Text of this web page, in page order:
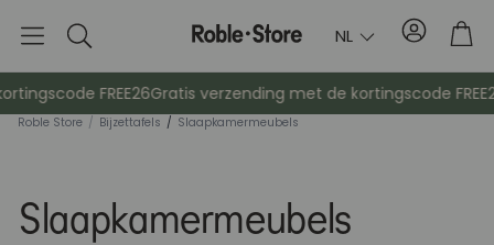
Zoek
op
NL Account
FREE26Gratis verzending met de kortingscode FREE26
Roble Store / Bijzettafels / Slaapkamermeubels
Slaapkamermeubels